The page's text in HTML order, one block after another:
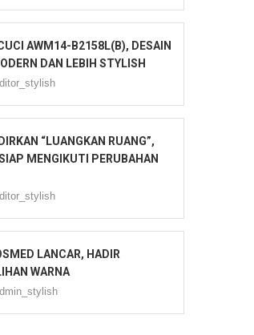
AWM14-B2158L(B), DESAIN
DAN LEBIH STYLISH
“LUANGKAN RUANG”,
MENGIKUTI PERUBAHAN
LANCAR, HADIR
WARNA